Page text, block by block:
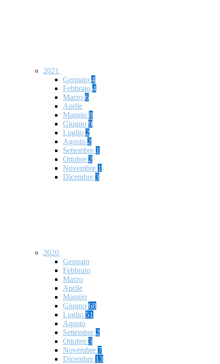
2021
Gennaio 4
Febbraio 4
Marzo 6
Aprile
Maggio 8
Giugno 9
Luglio 2
Agosto 2
Settembre 1
Ottobre 2
Novembre 1
Dicembre 3
2020
Gennaio
Febbraio
Marzo
Aprile
Maggio
Giugno 68
Luglio 51
Agosto
Settembre 2
Ottobre 3
Novembre 7
Dicembre 13